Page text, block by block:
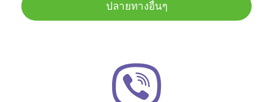
ปลายทางอื่นๆ